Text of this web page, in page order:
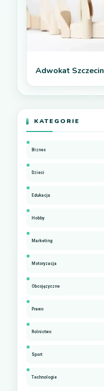
Adwokat Szczecin
KATEGORIE
Biznes
Dzieci
Edukacja
Hobby
Marketing
Motoryzacja
Obcojęzyczne
Prawo
Rolnictwo
Sport
Technologie